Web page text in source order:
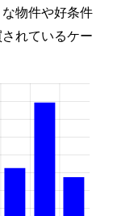
物件や好条件
れているケー